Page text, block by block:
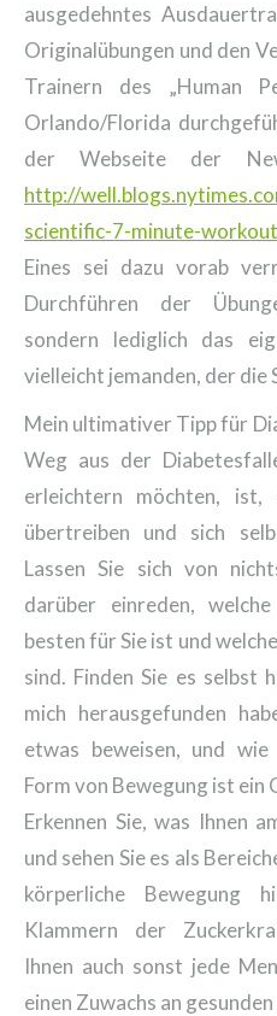
ausgedehntes
Originalübungen und den
Trainern des „Human
Orlando/Florida
der Webseite der
http://
scientific-7-minute-
Eines sei dazu vorab
Durchführen der
sondern lediglich das
vielleicht jemanden, der
Mein ultimativer Tipp für
Weg aus der
erleichtern möchten,
übertreiben und sich
Lassen Sie sich von
darüber einreden,
besten für Sie ist und
sind. Finden Sie es selbst
mich herausgefunden
etwas beweisen, und
Form von Bewegung ist ein
Erkennen Sie, was Ihnen
und sehen Sie es als
körperliche
Klammern der
Ihnen auch sonst jede
einen Zuwachs an